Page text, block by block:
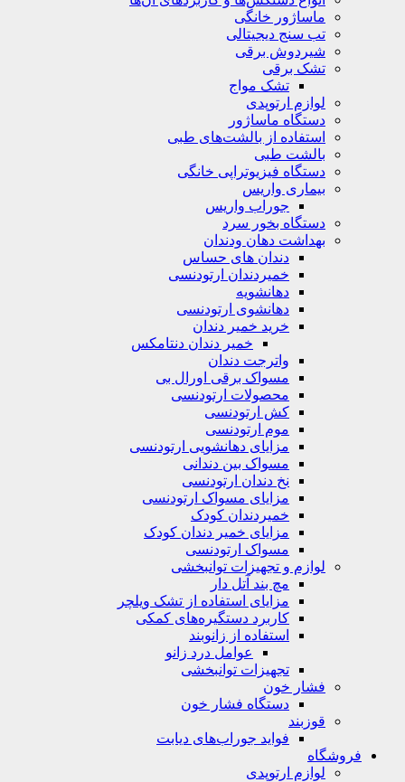
ماساژور خانگی
تب سنج دیجیتالی
شیردوش برقی
تشک برقی
تشک مواج
لوازم ارتوپدی
دستگاه ماساژور
استفاده از بالشت‌های طبی
بالشت‌ طبی
دستگاه فیزیوتراپی خانگی
بیماری واریس
جوراب واریس
دستگاه‌ بخور سرد
بهداشت دهان ودندان
دندان های حساس
خمیردندان ارتودنسی
دهانشویه‌
دهانشوی ارتودنسی
خرید خمیر دندان
خمیر دندان دنتامکس
واترجت دندان
مسواک برقی اورال بی
محصولات ارتودنسی
کش ارتودنسی
موم ارتودنسی
مزایای دهانشویی ارتودنسی
مسواک بین دندانی
نخ دندان ارتودنسی
مزایای مسواک ارتودنسی
خمیردندان کودک
مزایای خمیر دندان کودک
مسواک ارتودنسی
لوازم و تجهیزات توانبخشی
مچ بند آتل دار
مزایای استفاده از تشک ویلچر
کاربرد دستگیره‌های کمکی
استفاده از زانوبند
عوامل درد زانو
تجهیزات توانبخشی
فشار خون
دستگاه فشار خون
قوزبند
فواید جوراب‌های دیابت
فروشگاه
لوازم ارتوپدی